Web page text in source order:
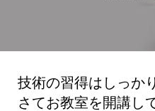
技術の習得はしっか
さてお教室を開講し